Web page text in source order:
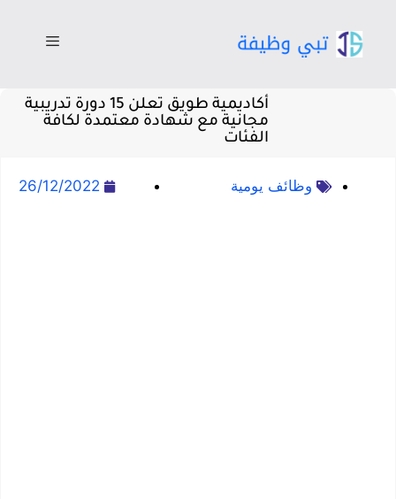
أكاديمية طويق تعلن 15 دورة تدريبية
مجانية مع شهادة معتمدة لكافة
الفئات
وظائف يومية 26/12/2022